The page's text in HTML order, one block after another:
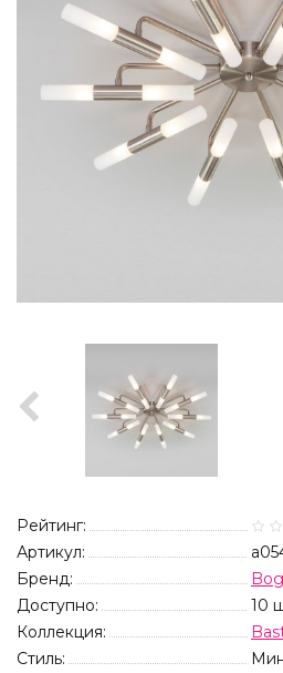
Рейтинг:
Артикул:
Бренд:
Доступно:
10
Коллекция:
Стиль: